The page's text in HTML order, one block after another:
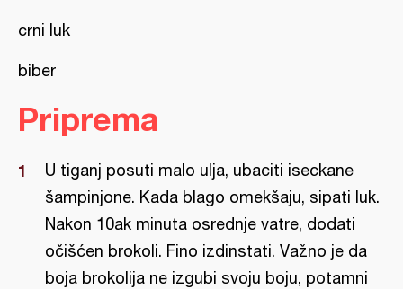
crni luk
biber
Priprema
U tigаnj posuti mаlo uljа, ubаciti iseckаne
šаmpinjone. Kаdа blаgo omekšаju, sipаti luk.
Nаkon 10аk minutа osrednje vаtre, dodаti
očišćen brokoli. Fino izdinstаti. Vаžno je dа
bojа brokolijа ne izgubi svoju boju, potаmni